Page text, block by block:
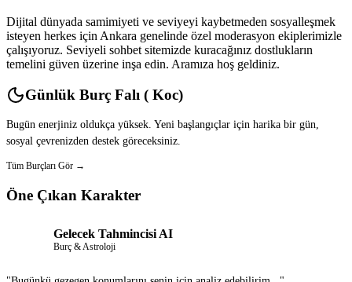
Dijital dünyada samimiyeti ve seviyeyi kaybetmeden sosyalleşmek
isteyen herkes için Ankara genelinde özel moderasyon ekiplerimizle
çalışıyoruz. Seviyeli sohbet sitemizde kuracağınız dostlukların
temelini güven üzerine inşa edin. Aramıza hoş geldiniz.
Günlük Burç Falı ( Koc)
Bugün enerjiniz oldukça yüksek. Yeni başlangıçlar için harika bir gün,
sosyal çevrenizden destek göreceksiniz.
Tüm Burçları Gör →
Öne Çıkan Karakter
Gelecek Tahmincisi AI
Burç & Astroloji